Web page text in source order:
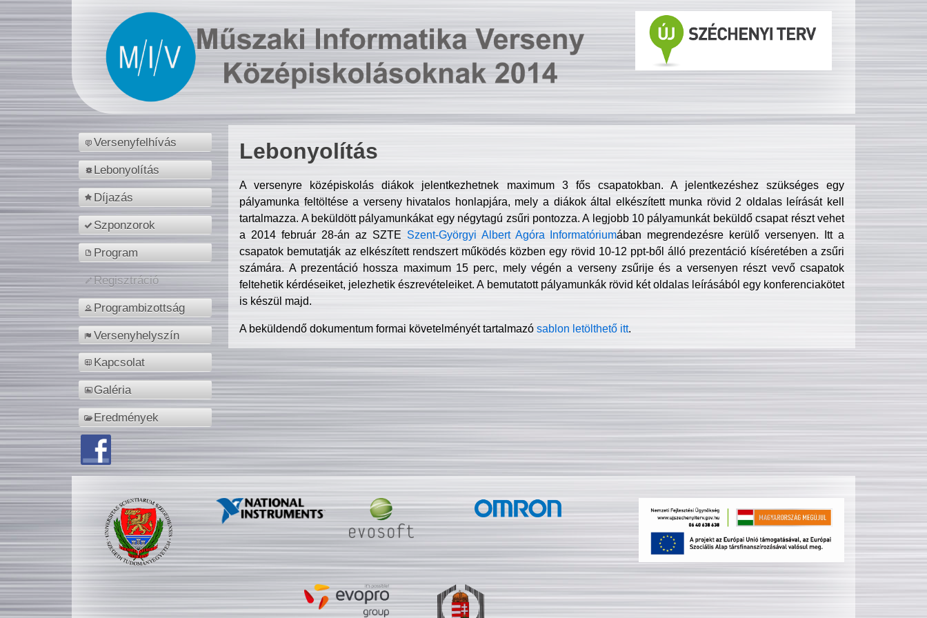
Versenyfelhívás
Lebonyolítás
Díjazás
Szponzorok
Program
Regisztráció
Programbizottság
Versenyhelyszín
Kapcsolat
Galéria
Eredmények
Lebonyolítás
A versenyre középiskolás diákok jelentkezhetnek maximum 3 fős csapatokban. A jelentkezéshez szükséges egy
pályamunka feltöltése a verseny hivatalos honlapjára, mely a diákok által elkészített munka rövid 2 oldalas leírását kell
tartalmazza. A beküldött pályamunkákat egy négytagú zsűri pontozza. A legjobb 10 pályamunkát beküldő csapat részt vehet
a 2014 február 28-án az SZTE Szent-Györgyi Albert Agóra Informatóriumában megrendezésre kerülő versenyen. Itt a
csapatok bemutatják az elkészített rendszert működés közben egy rövid 10-12 ppt-ből álló prezentáció kíséretében a zsűri
számára. A prezentáció hossza maximum 15 perc, mely végén a verseny zsűrije és a versenyen részt vevő csapatok
feltehetik kérdéseiket, jelezhetik észrevételeiket. A bemutatott pályamunkák rövid két oldalas leírásából egy konferenciakötet
is készül majd.
A beküldendő dokumentum formai követelményét tartalmazósablon letölthető itt.